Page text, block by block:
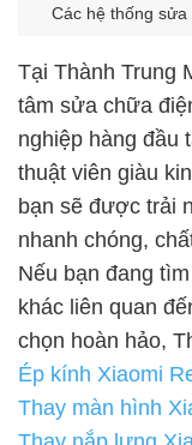
Các hệ thống
Tại Thành Trung
tâm sửa chữa
nghiệp hàng đầu
thuật viên giàu
bạn sẽ được trải
nhanh chóng,
Nếu bạn đang
khác liên quan
chọn hoàn hảo,
Ép kính Xiaomi
Thay màn hình